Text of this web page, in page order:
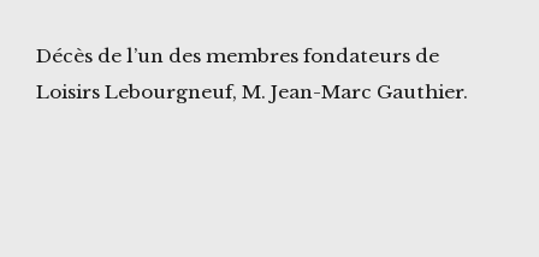
Décès de l’un des membres fondateurs de
Loisirs Lebourgneuf, M. Jean-Marc Gauthier.